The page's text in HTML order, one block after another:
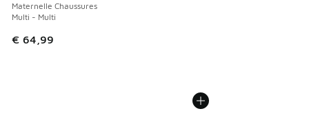
Maternelle Chaussures
Multi - Multi
€ 64,99